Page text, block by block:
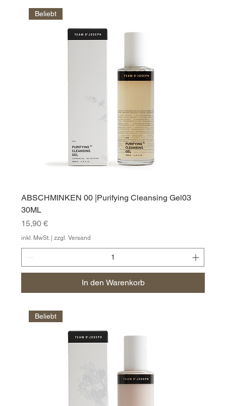
Beliebt
ABSCHMINKEN 00 |Purifying Cleansing Gel03
30ML
Preis
15,90 €
inkl. MwSt.|zzgl. Versand
In den Warenkorb
Beliebt